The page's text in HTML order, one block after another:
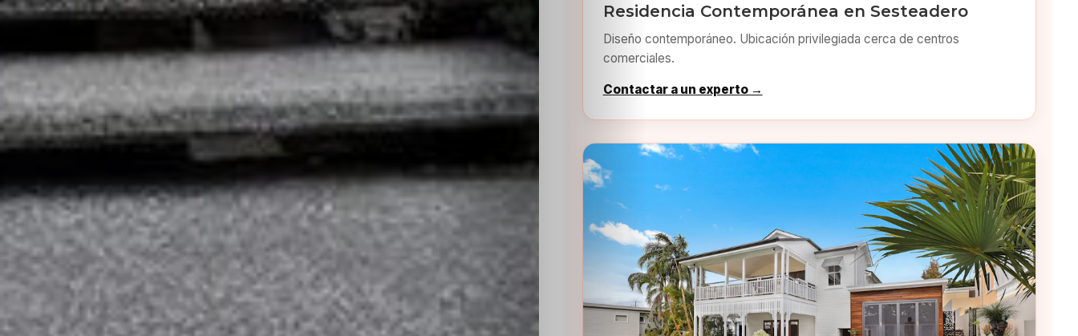
Residencia Contemporánea en Sesteadero
Diseño contemporáneo. Ubicación privilegiada cerca de centros
comerciales.
Contactar a un experto →